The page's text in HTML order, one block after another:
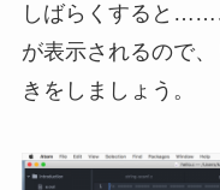
しばらくすると……
が表示されるので
きをしましょう。